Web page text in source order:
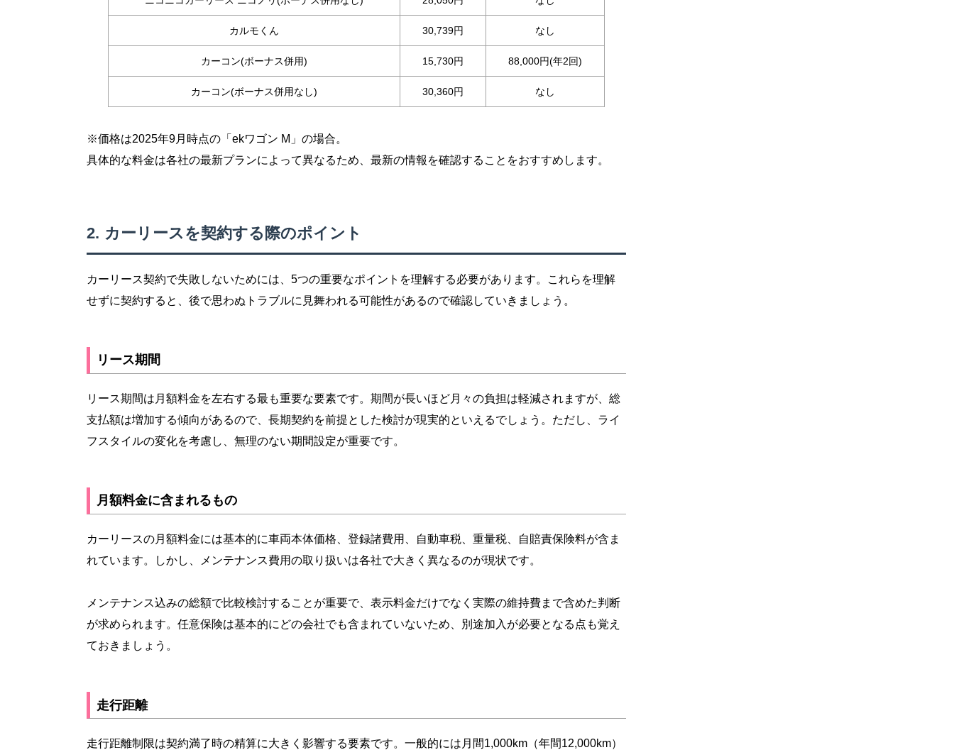
カルモくん 30,739円 なし
カーコン(ボーナス併用) 15,730円 88,000円(年2回)
カーコン(ボーナス併用なし) 30,360円 なし
※価格は2025年9月時点の「ekワゴン M」の場合。
具体的な料金は各社の最新プランによって異なるため、最新の情報を確認することをおすすめします。
カーリースを契約する際のポイント
カーリース契約で失敗しないためには、5つの重要なポイントを理解する必要があります。これらを理解
せずに契約すると、後で思わぬトラブルに見舞われる可能性があるので確認していきましょう。
リース期間
リース期間は月額料金を左右する最も重要な要素です。期間が長いほど月々の負担は軽減されますが、総
支払額は増加する傾向があるので、長期契約を前提とした検討が現実的といえるでしょう。ただし、ライ
フスタイルの変化を考慮し、無理のない期間設定が重要です。
月額料金に含まれるもの
カーリースの月額料金には基本的に車両本体価格、登録諸費用、自動車税、重量税、自賠責保険料が含ま
れています。しかし、メンテナンス費用の取り扱いは各社で大きく異なるのが現状です。
メンテナンス込みの総額で比較検討することが重要で、表示料金だけでなく実際の維持費まで含めた判断
が求められます。任意保険は基本的にどの会社でも含まれていないため、別途加入が必要となる点も覚え
ておきましょう。
走行距離
走行距離制限は契約満了時の精算に大きく影響する要素です。一般的には月間1,000km（年間12,000km）